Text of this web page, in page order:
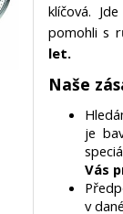
klíčová.
pomohli s
let.
Naše
je
Vás
v